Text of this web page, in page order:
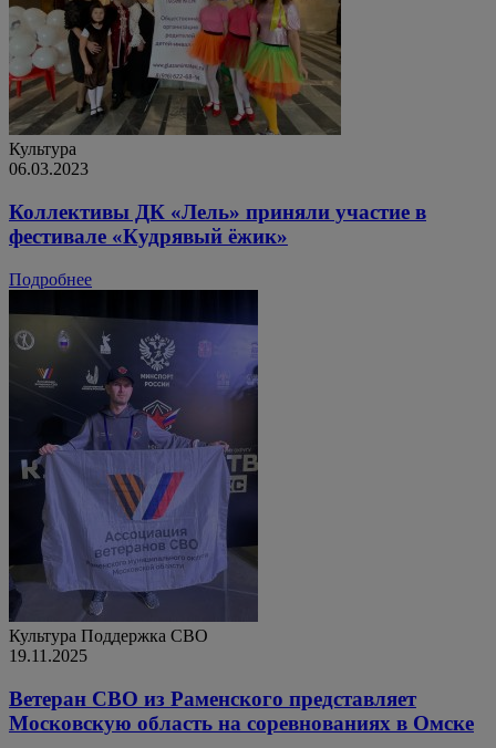
Культура
06.03.2023
Коллективы ДК «Лель» приняли участие в
фестивале «Кудрявый ёжик»
Подробнее
Культура Поддержка СВО
19.11.2025
Ветеран СВО из Раменского представляет
Московскую область на соревнованиях в Омске